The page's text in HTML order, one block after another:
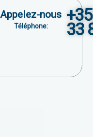
Appelez-nous
Téléphone: 33